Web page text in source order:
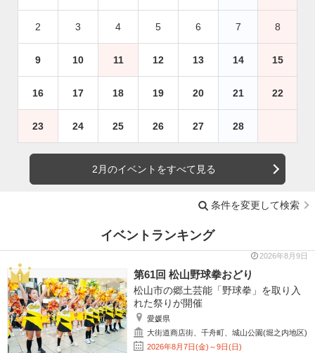
2 3 4 5 6 7 8
9 10 11 12 13 14 15
16 17 18 19 20 21 22
23 24 25 26 27 28
2月のイベントをすべて見る
条件を変更して検索
イベントランキング
2026年8月9日
第61回 松山野球拳おどり
松山市の郷土芸能「野球拳」を取り入
れた祭りが開催
愛媛県
大街道商店街、千舟町、城山公園(堀之内地区)
2026年8月7日(金)～9日(日)